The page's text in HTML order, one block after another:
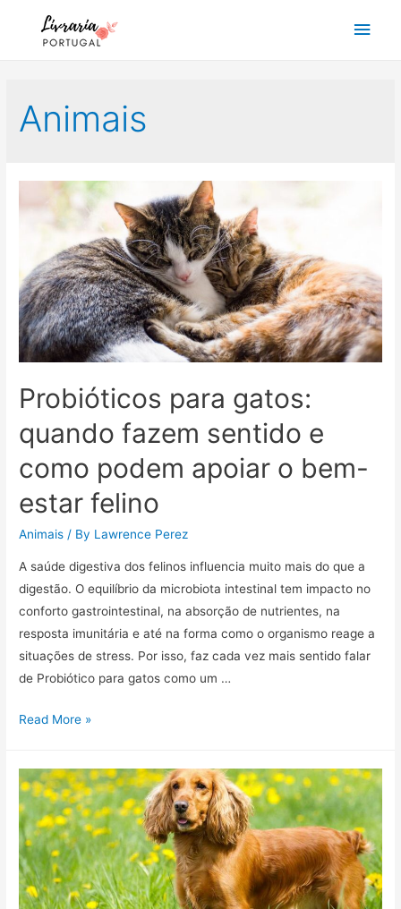
Main
Animais
Probióticos para gatos:
quando fazem sentido e
como podem apoiar o bem-
estar felino
Animais / By Lawrence Perez
A saúde digestiva dos felinos influencia muito mais do que a
digestão. O equilíbrio da microbiota intestinal tem impacto no
conforto gastrointestinal, na absorção de nutrientes, na
resposta imunitária e até na forma como o organismo reage a
situações de stress. Por isso, faz cada vez mais sentido falar
de Probiótico para gatos como um …
Probióticos
quando
fazem
sentido
e
como
podem
Read More »